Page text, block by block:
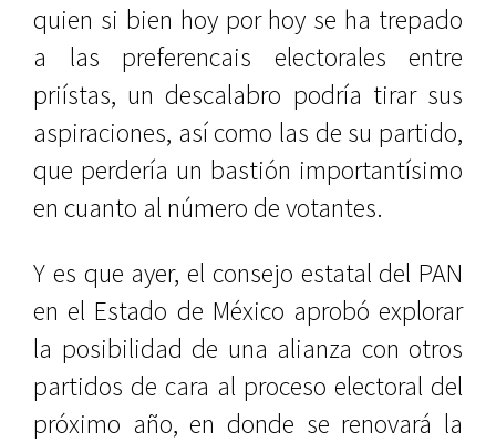
quien si bien hoy por hoy se ha trepado
a las preferencais electorales entre
priístas, un descalabro podría tirar sus
aspiraciones, así como las de su partido,
que perdería un bastión importantísimo
en cuanto al número de votantes.
Y es que ayer, el consejo estatal del PAN
en el Estado de México aprobó explorar
la posibilidad de una alianza con otros
partidos de cara al proceso electoral del
próximo año, en donde se renovará la